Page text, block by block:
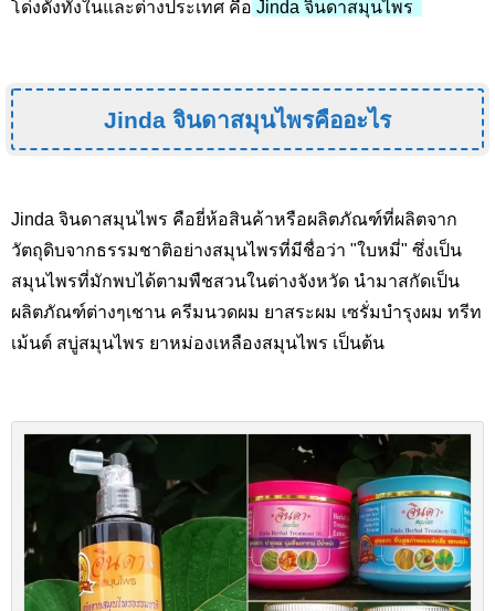
โด่งดังทั้งในและต่างประเทศ คือ Jinda จินดาสมุนไพร
Jinda จินดาสมุนไพรคืออะไร
Jinda จินดาสมุนไพร คือยี่ห้อสินค้าหรือผลิตภัณฑ์ที่ผลิตจาก
วัตถุดิบจากธรรมชาติอย่างสมุนไพรที่มีชื่อว่า "ใบหมี่" ซึ่งเป็น
สมุนไพรที่มักพบได้ตามพืชสวนในต่างจังหวัด นำมาสกัดเป็น
ผลิตภัณฑ์ต่างๆเชาน ครีมนวดผม ยาสระผม เซรั่มบำรุงผม ทรีท
เม้นต์ สบู่สมุนไพร ยาหม่องเหลืองสมุนไพร เป็นต้น